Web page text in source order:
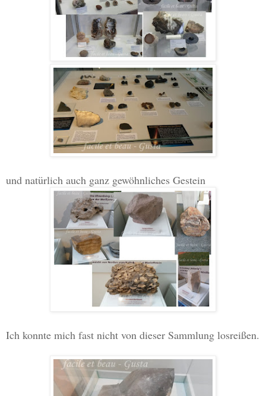
und natürlich auch ganz gewöhnliches Gestein
Ich konnte mich fast nicht von dieser Sammlung losreißen.